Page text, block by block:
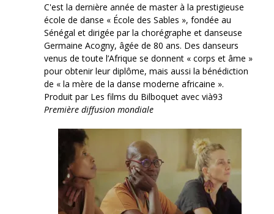
C'est la dernière année de master à la prestigieuse
école de danse « École des Sables », fondée au
Sénégal et dirigée par la chorégraphe et danseuse
Germaine Acogny, âgée de 80 ans. Des danseurs
venus de toute l’Afrique se donnent « corps et âme »
pour obtenir leur diplôme, mais aussi la bénédiction
de « la mère de la danse moderne africaine ».
Produit par Les films du Bilboquet avec vià93
Première diffusion mondiale